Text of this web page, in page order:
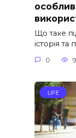
Що таке
історія та
0 9
LIFE